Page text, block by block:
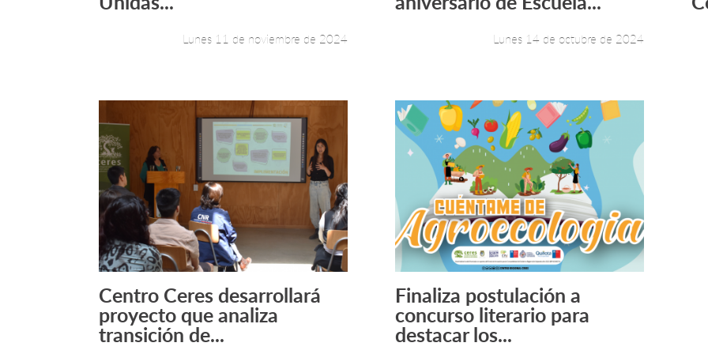
Lunes 11 de noviembre de 2024 Lunes 14 de octubre de 2024
Leer más +
Centro Ceres desarrollará
proyecto que analiza
transición de...
Leer más +
Finaliza postulación a
concurso literario para
destacar los...